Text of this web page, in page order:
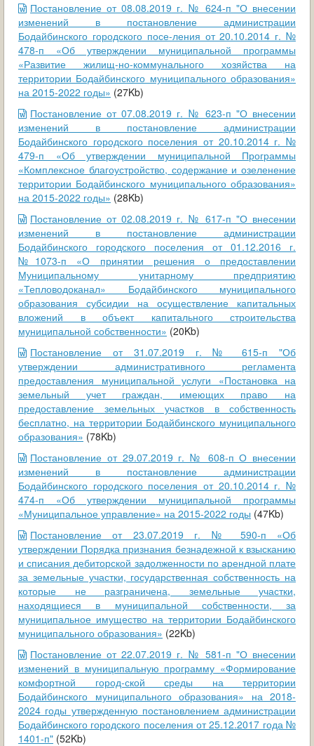
Постановление от 08.08.2019 г. № 624-п "О внесении
изменений в постановление администрации
Бодайбинского городского посе-ления от 20.10.2014 г. №
478-п «Об утверждении муниципальной программы
«Развитие жилищ-но-коммунального хозяйства на
территории Бодайбинского муниципального образования»
на 2015-2022 годы» (27Kb)
Постановление от 07.08.2019 г. № 623-п "О внесении
изменений в постановление администрации
Бодайбинского городского поселения от 20.10.2014 г. №
479-п «Об утверждении муниципальной Программы
«Комплексное благоустройство, содержание и озеленение
территории Бодайбинского муниципального образования»
на 2015-2022 годы» (28Kb)
Постановление от 02.08.2019 г. № 617-п "О внесении
изменений в постановление администрации
Бодайбинского городского поселения от 01.12.2016 г.
№1073-п «О принятии решения о предоставлении
Муниципальному унитарному предприятию
«Тепловодоканал» Бодайбинского муниципального
образования субсидии на осуществление капитальных
вложений в объект капитального строительства
муниципальной собственности» (20Kb)
Постановление от 31.07.2019 г. № 615-п "Об
утверждении административного регламента
предоставления муниципальной услуги «Постановка на
земельный учет граждан, имеющих право на
предоставление земельных участков в собственность
бесплатно, на территории Бодайбинского муниципального
образования» (78Kb)
Постановление от 29.07.2019 г. № 608-п О внесении
изменений в постановление администрации
Бодайбинского городского поселения от 20.10.2014 г. №
474-п «Об утверждении муниципальной программы
«Муниципальное управление» на 2015-2022 годы (47Kb)
Постановление от 23.07.2019 г. № 590-п «Об
утверждении Порядка признания безнадежной к взысканию
и списания дебиторской задолженности по арендной плате
за земельные участки, государственная собственность на
которые не разграничена, земельные участки,
находящиеся в муниципальной собственности, за
муниципальное имущество на территории Бодайбинского
муниципального образования» (22Kb)
Постановление от 22.07.2019 г. № 581-п "О внесении
изменений в муниципальную программу «Формирование
комфортной город-ской среды на территории
Бодайбинского муниципального образования» на 2018-
2024 годы утвержденную постановлением администрации
Бодайбинского городского поселения от 25.12.2017 года №
1401-п" (52Kb)